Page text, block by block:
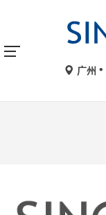
广州